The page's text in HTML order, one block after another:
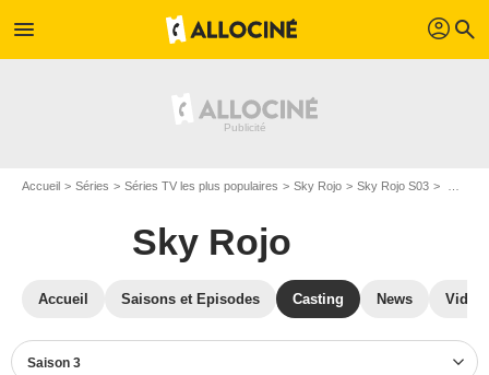
menu profil search
Accueil Séries Séries TV les plus populaires Sky Rojo Sky Rojo S03
Sky Rojo
Accueil Saisons et Episodes Casting News
Saison 3